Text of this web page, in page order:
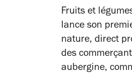
Fruits et
lance son
nature, direct
des
aubergine,